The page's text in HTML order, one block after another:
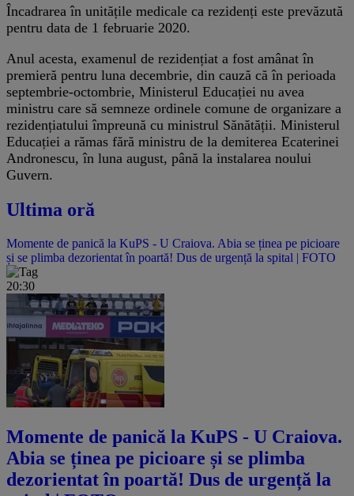
Încadrarea în unitățile medicale ca rezidenți este prevăzută
pentru data de 1 februarie 2020.
Anul acesta, examenul de rezidențiat a fost amânat în
premieră pentru luna decembrie, din cauză că în perioada
septembrie-octombrie, Ministerul Educației nu avea
ministru care să semneze ordinele comune de organizare a
rezidențiatului împreună cu ministrul Sănătății. Ministerul
Educației a rămas fără ministru de la demiterea Ecaterinei
Andronescu, în luna august, până la instalarea noului
Guvern.
Ultima oră
Momente de panică la KuPS - U Craiova. Abia se ținea pe picioare
și se plimba dezorientat în poartă! Dus de urgență la spital | FOTO
20:30
Momente de panică la KuPS - U Craiova.
Abia se ținea pe picioare și se plimba
dezorientat în poartă! Dus de urgență la